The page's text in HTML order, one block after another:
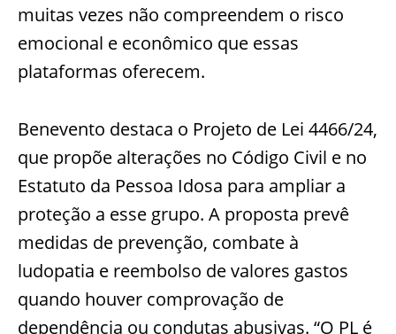
muitas vezes não compreendem o risco
emocional e econômico que essas
plataformas oferecem.
Benevento destaca o Projeto de Lei 4466/24,
que propõe alterações no Código Civil e no
Estatuto da Pessoa Idosa para ampliar a
proteção a esse grupo. A proposta prevê
medidas de prevenção, combate à
ludopatia e reembolso de valores gastos
quando houver comprovação de
dependência ou condutas abusivas. “O PL é